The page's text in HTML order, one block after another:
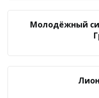
Молодёжный